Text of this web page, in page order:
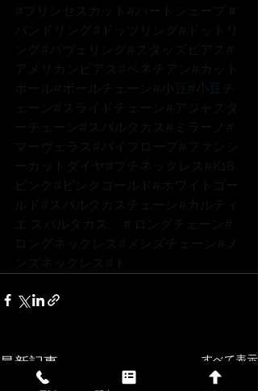
#プリンセスカット #ハートシェープ ＃
バンドリング #ドッツリング #ドットリ
ング #パヴェリング #スタッズピアス #
アメリカンピアス #ベネチアン #カット
ボール#ボールチェーン #小豆 #小豆チ
ェーン #スライドチェーン #アジャスタ
ーチェーン #スパルタカス #ミラーノ #
マーヴェラス #パイプロープ #ファンシ
ーカットダイヤ #プチネックレス #K18
ピンク #ピンクゴールド #ホワイトゴー
ルド #スパルタカスチェーン #カルティ
エ スパルタカス ＃ロングチェーン #
ロングネックレス #メンズチェーン #メ
ンズネックレス #ト
最新記事 すべて表示